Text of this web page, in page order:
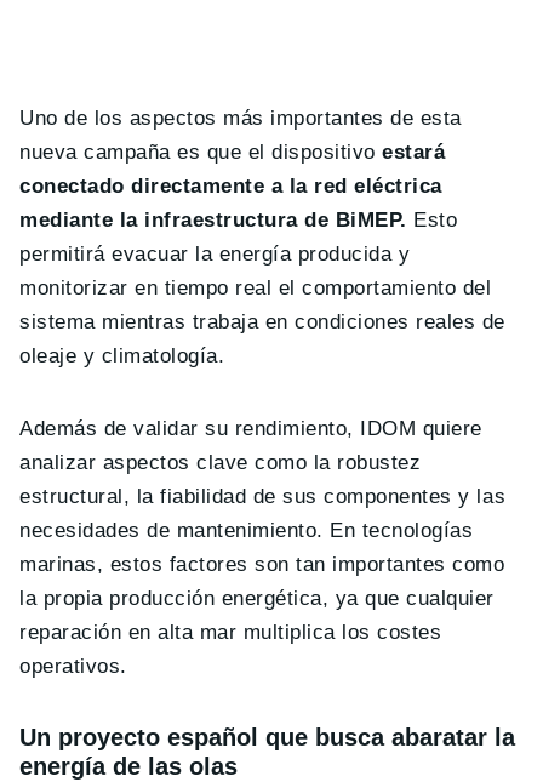
Uno de los aspectos más importantes de esta
nueva campaña es que el dispositivoestará
conectado directamente a la red eléctrica
mediante la infraestructura de BiMEP. Esto
permitirá evacuar la energía producida y
monitorizar en tiempo real el comportamiento del
sistema mientras trabaja en condiciones reales de
oleaje y climatología.
Además de validar su rendimiento, IDOM quiere
analizar aspectos clave como la robustez
estructural, la fiabilidad de sus componentes y las
necesidades de mantenimiento. En tecnologías
marinas, estos factores son tan importantes como
la propia producción energética, ya que cualquier
reparación en alta mar multiplica los costes
operativos.
Un proyecto español que busca abaratar la
energía de las olas